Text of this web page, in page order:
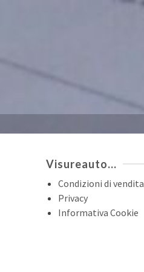
Visureauto…
Condizioni di vendita
Privacy
Informativa Cookie